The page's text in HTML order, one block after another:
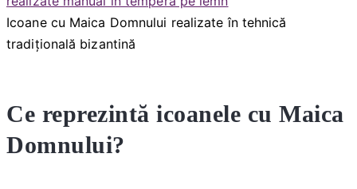
Icoane cu Maica Domnului realizate în tehnică
tradițională bizantină
Ce reprezintă icoanele cu Maica
Domnului?